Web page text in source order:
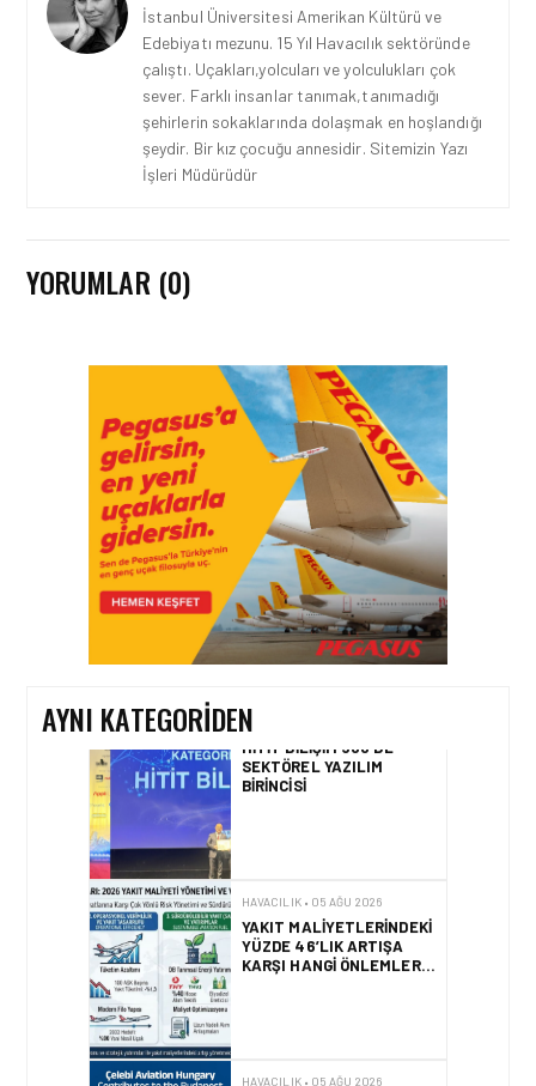
İstanbul Üniversitesi Amerikan Kültürü ve
Edebiyatı mezunu. 15 Yıl Havacılık sektöründe
çalıştı. Uçakları,yolcuları ve yolculukları çok
sever. Farklı insanlar tanımak,tanımadığı
şehirlerin sokaklarında dolaşmak en hoşlandığı
şeydir. Bir kız çocuğu annesidir. Sitemizin Yazı
İşleri Müdürüdür
YORUMLAR (0)
AYNI KATEGORIDEN
HAVACILIK • 08 AĞU 2026
TÜRK HAVA YOLLARI’NIN
STRATEJIK DÖNÜŞÜM
HIKAYESI: YIRMIBIRINCI
YÜZYIL GÖKTÜRKLERI
HAVACILIK • 06 AĞU 2026
HITIT BILIŞIM 500’DE
SEKTÖREL YAZILIM
BIRINCISI
HAVACILIK • 05 AĞU 2026
YAKIT MALIYETLERINDEKI
YÜZDE 46’LIK ARTIŞA
HAVACILIK • 05 AĞU 2026
ÇELEBI HAVACILIK
MACARISTAN’DAN